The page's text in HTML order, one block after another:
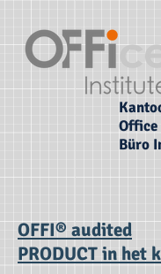
Büro
OFFI® audited
PRODUCT in het